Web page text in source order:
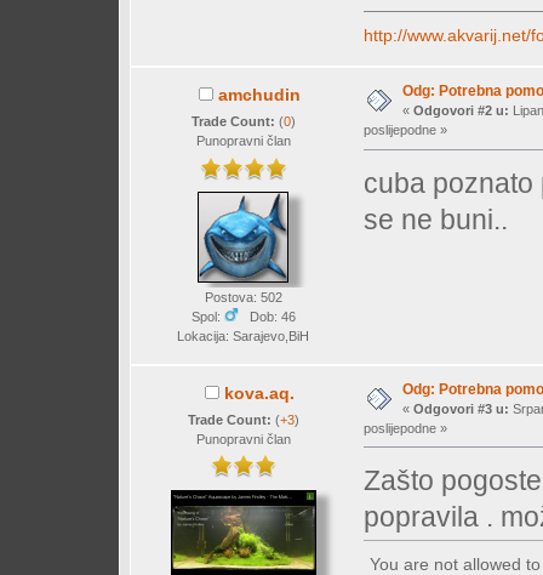
http://www.akvarij.net/
amchudin
Trade Count: (0)
Punopravni član
Postova: 502
Spol:
Dob: 46
Lokacija: Sarajevo,BiH
Odg: Potrebna
« Odgovori #2 u:
poslijepodne »
cuba poznato
se ne buni..
kova.aq.
Trade Count: (+3)
Punopravni član
Odg: Potrebna
« Odgovori #3 u:
poslijepodne »
Zašto
popravila .
You are not allowed